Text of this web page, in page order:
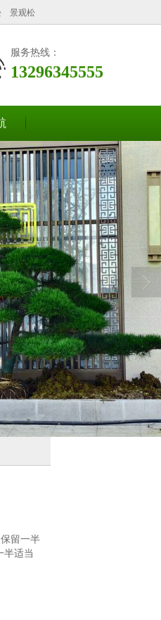
景观松
服务热线：
13296345555
留一半
半适当